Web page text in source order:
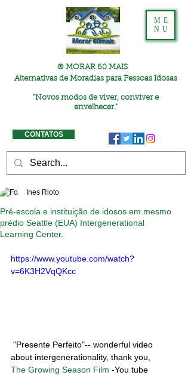
® MORAR 60 MAIS
Alternativas de Moradias para Pessoas Idosas
"Novos modos de viver, conviver e
envelhecer."
ME
NU
CONTATOS
Pré-escola e instituição de idosos em mesmo
prédio Seattle (EUA) Intergenerational
Learning Center.
Ines Rioto
https://www.youtube.com/watch?
v=6K3H2VqQKcc
about intergenerationality, thank you,
The Growing Season Film -You tube